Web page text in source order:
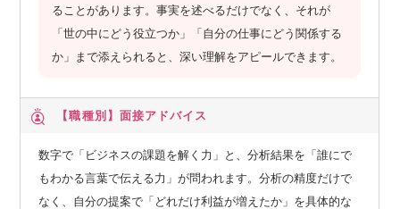
ることがあります。事実を述べるだけでなく、それが
「世の中にどう役立つか」「自分の仕事にどう関係する
か」まで添えられると、深い理解をアピールできます。
【職種別】 面接アドバイス
数字で「ビジネスの課題を解く力」と、分析結果を「誰にで
もわかる言葉で伝える力」が問われます。分析の精度だけで
なく、自分の提案で「どれだけ利益が増えたか」を具体的な